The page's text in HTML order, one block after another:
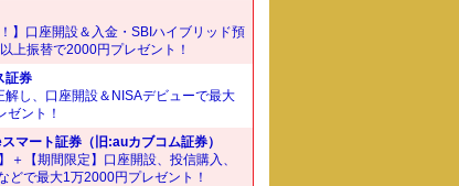
！】口座開設＆入金・SBIハイブリッド預
上振替で2000円プレゼント！
証券
解し、口座開設＆NISAデビューで最大
ゼント！
マート証券（旧:auカブコム証券）
＋【期間限定】口座開設、投信購入、
どで最大1万2000円プレゼント！